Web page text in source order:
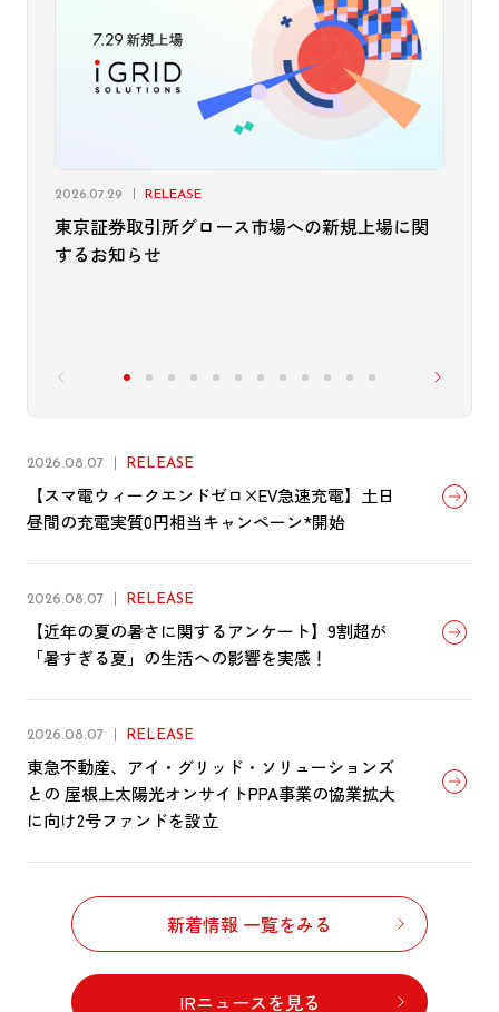
2026.07.29 RELEASE
東京証券取引所グロース市場への新規上場に関
するお知らせ
2026.08.07 RELEASE
【スマ電ウィークエンドゼロ×EV急速充電】土日
昼間の充電実質0円相当キャンペーン*開始
2026.08.07 RELEASE
【近年の夏の暑さに関するアンケート】9割超が
「暑すぎる夏」の生活への影響を実感！
2026.08.07 RELEASE
東急不動産、アイ・グリッド・ソリューションズ
との 屋根上太陽光オンサイトPPA事業の協業拡大
に向け2号ファンドを設立
新着情報 一覧をみる
IRニュースを見る